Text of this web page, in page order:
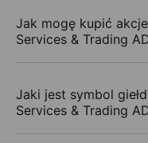
Jak mogę kupić
Services & Trading
Jaki jest symbol
Services & Trading